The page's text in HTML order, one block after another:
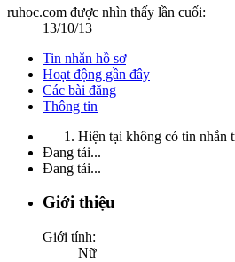
ruhoc.com được nhìn thấy lần cuối:
13/10/13
Tin nhắn hồ sơ
Hoạt động gần đây
Các bài đăng
Thông tin
Hiện tại không có tin nhắn
Đang tải...
Đang tải...
Giới thiệu
Giới tính:
Nữ